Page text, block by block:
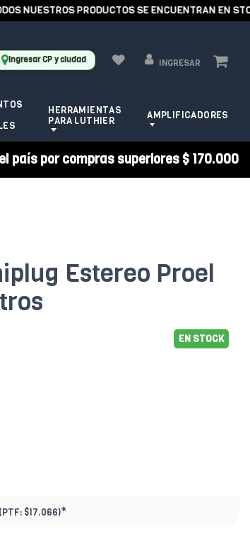
PRODUCTOS SE ENCUENTRAN EN STOCK -
Ingresar CP y ciudad INGRESAR
HERRAMIENTAS
PARA LUTHIER
AMPLIFICADORES
país por compras superiores $ 170.000
Estereo Proel
EN STOCK
(PTF: $17.066)*